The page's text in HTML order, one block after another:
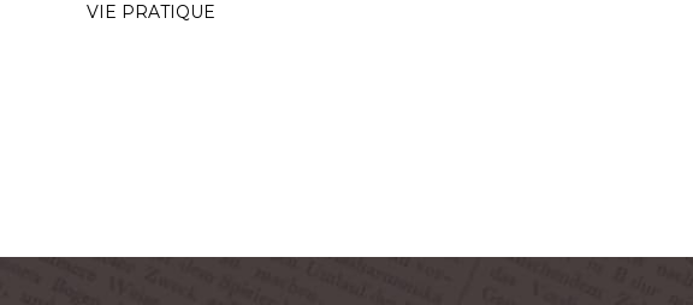
VIE PRATIQUE